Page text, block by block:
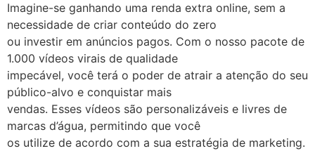
Imagine-se ganhando uma renda extra online, sem a
necessidade de criar conteúdo do zero
ou investir em anúncios pagos. Com o nosso pacote de
1.000 vídeos virais de qualidade
impecável, você terá o poder de atrair a atenção do seu
público-alvo e conquistar mais
vendas. Esses vídeos são personalizáveis e livres de
marcas d’água, permitindo que você
os utilize de acordo com a sua estratégia de marketing.